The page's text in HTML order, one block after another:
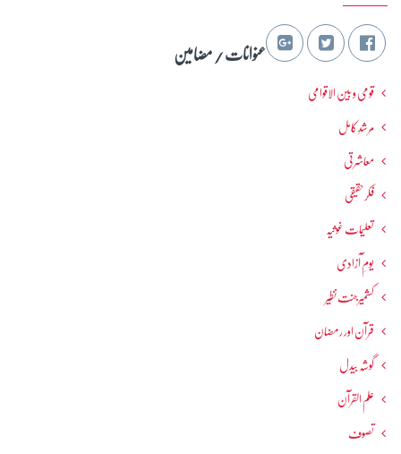
عنوانات / مضامین
قومی و بین الاقوامی
مرشدِ کامل
معاشرتی
فکرحقیقی
تعلیمات غوثیہ
یومِ آزادی
کشمیرجنت نظیر
قرآن اور رمضان
گوشہ بیدل
علم القرآن
تصوف